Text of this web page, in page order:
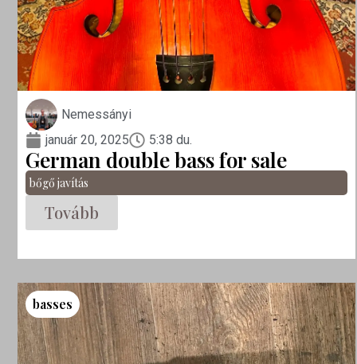
Nemessányi
január 20, 2025
5:38 du.
German double bass for sale
bőgő javítás
Tovább
basses